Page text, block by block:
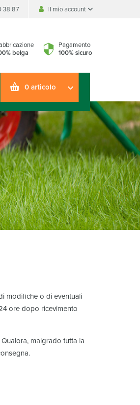
38 87
Il mio account
belga
Pagamento
100% sicuro
0 articolo
modifiche o di eventuali
ore dopo ricevimento
malgrado tutta la